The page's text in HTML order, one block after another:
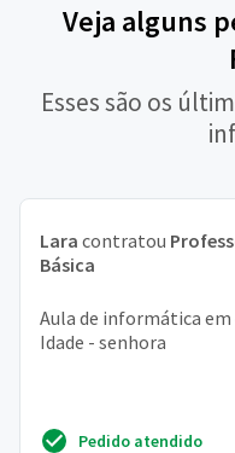
Veja alguns
Esses são os
Lara contratou
Básica
Aula de informática
Idade - senhora
Pedido atendido